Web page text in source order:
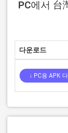
PC에서 台
다운로드
↓ PC용 APK